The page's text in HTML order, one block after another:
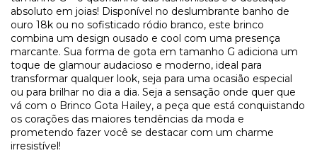
absoluto em joias! Disponível no deslumbrante banho de
ouro 18k ou no sofisticado ródio branco, este brinco
combina um design ousado e cool com uma presença
marcante. Sua forma de gota em tamanho G adiciona um
toque de glamour audacioso e moderno, ideal para
transformar qualquer look, seja para uma ocasião especial
ou para brilhar no dia a dia. Seja a sensação onde quer que
vá com o Brinco Gota Hailey, a peça que está conquistando
os corações das maiores tendências da moda e
prometendo fazer você se destacar com um charme
irresistível!